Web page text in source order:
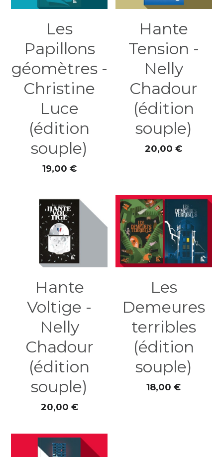
Les
Papillons
géomètres -
Christine
Luce
(édition
souple)
19,00 €
Hante
Tension -
Nelly
Chadour
(édition
souple)
20,00 €
Hante
Voltige -
Nelly
Chadour
(édition
souple)
20,00 €
Les
Demeures
terribles
(édition
souple)
18,00 €